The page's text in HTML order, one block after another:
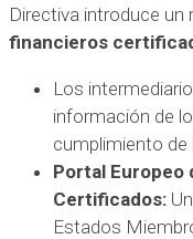
Directiva introduce un
financieros
Los
información de
cumplimiento de
Portal Europeo
Certificados:
Estados